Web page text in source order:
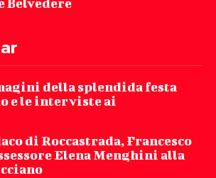
Belvedere
della splendida festa
e le interviste ai
di Roccastrada, Francesco
Elena Menghini alla